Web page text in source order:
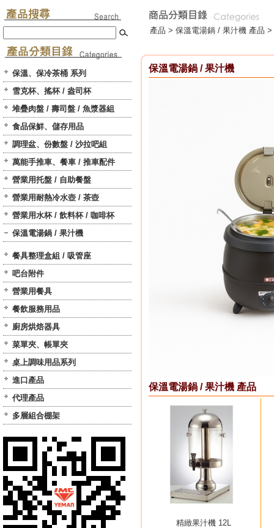
保溫、保冷茶桶 系列
雪克杯、搖杯 / 盎司杯
堆疊肉盤 / 壽司盤 / 魚漿器組
食品保鮮、儲存用品
調理盆、份數盤 / 沙拉吧組
萬能手推車、餐車 / 推車配件
營業用托盤 / 自助餐盤
營業用耐熱冷水壺 / 茶壺
營業用水杯 / 飲料杯 / 咖啡杯
保溫電湯鍋 / 果汁機
餐具整理盒組 / 吸管座
吧台附件
營業用餐具
餐飲服務用品
廚房烘焙器具
菜單夾、帳單夾
桌上調味用品系列
進口產品
代理產品
多層組合棚架
產品 > 保溫電湯鍋 / 果汁機 產品
保溫電湯鍋 / 果汁機
保溫電湯鍋 / 果汁機 產品
精緻果汁機 12L